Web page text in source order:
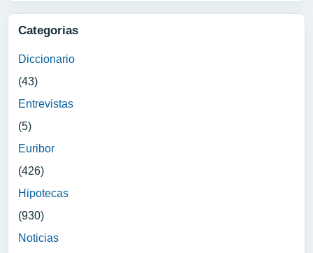
Categorias
Diccionario
(43)
Entrevistas
(5)
Euribor
(426)
Hipotecas
(930)
Noticias